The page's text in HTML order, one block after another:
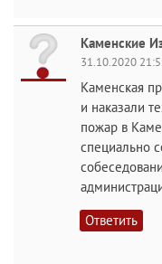
Каменские
31.10.2020
Каменская
и наказали
пожар в
специально
Ответить